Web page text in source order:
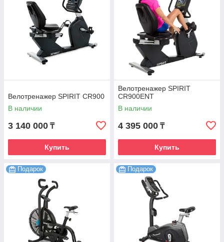
Велотренажер SPIRIT CR900
В наличии
3 140 000 ₸
Купить
Велотренажер SPIRIT
CR900ENT
В наличии
4 395 000 ₸
Купить
Подарок Подарок